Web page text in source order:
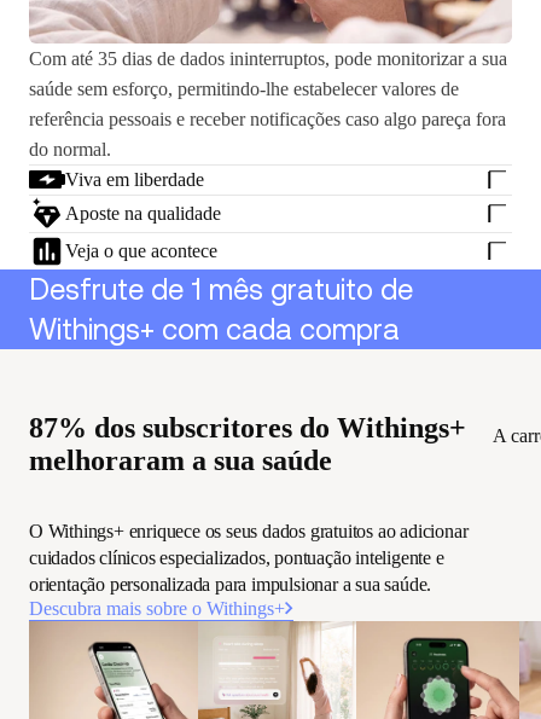
A
Com até 35 dias de dados ininterruptos, pode monitorizar a sua
saúde sem esforço, permitindo-lhe estabelecer valores de
referência pessoais e receber notificações caso algo pareça fora
do normal.
Viva em liberdade
Aposte na qualidade
Veja o que acontece
Desfrute de 1 mês gratuito de
Withings+ com cada compra
87% dos subscritores do Withings+
melhoraram a sua saúde
O Withings+ enriquece os seus dados gratuitos ao adicionar
cuidados clínicos especializados, pontuação inteligente e
orientação personalizada para impulsionar a sua saúde.
Descubra mais sobre o Withings+